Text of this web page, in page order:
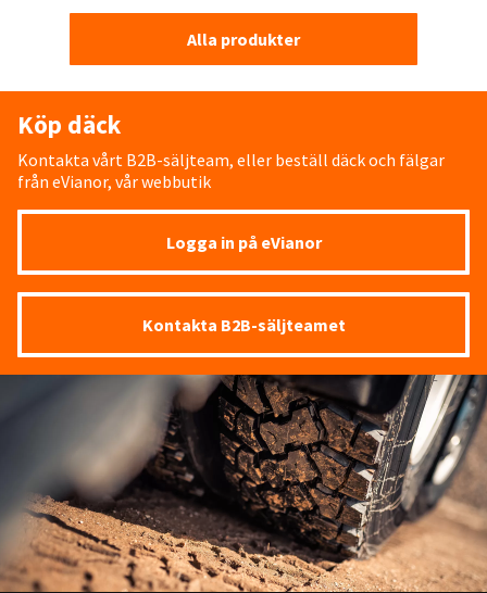
Alla produkter
Köp däck
Kontakta vårt B2B-säljteam, eller beställ däck och fälgar
från eVianor, vår webbutik
Logga in på eVianor
Kontakta B2B-säljteamet